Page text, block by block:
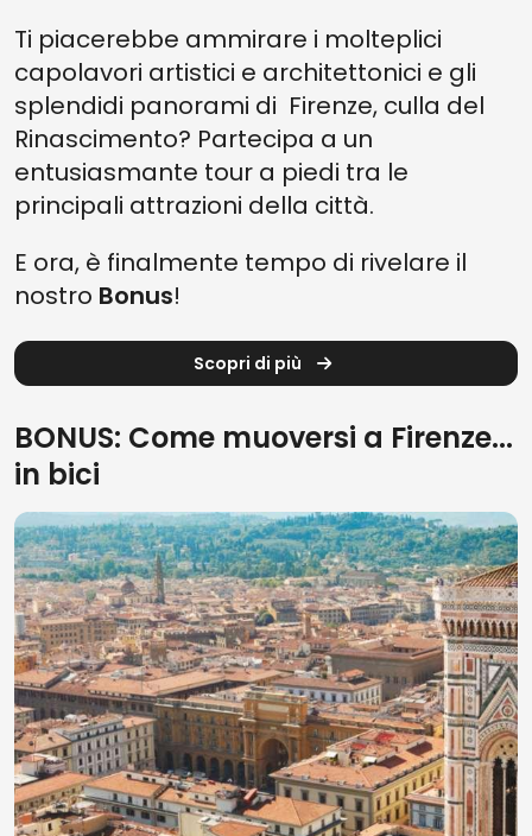
Ti piacerebbe ammirare i molteplici
capolavori artistici e architettonici e gli
splendidi panorami di Firenze, culla del
Rinascimento? Partecipa a un
entusiasmante tour a piedi tra le
principali attrazioni della città.
E ora, è finalmente tempo di rivelare il
nostro Bonus!
Scopri di più
BONUS: Come muoversi a Firenze...
in bici